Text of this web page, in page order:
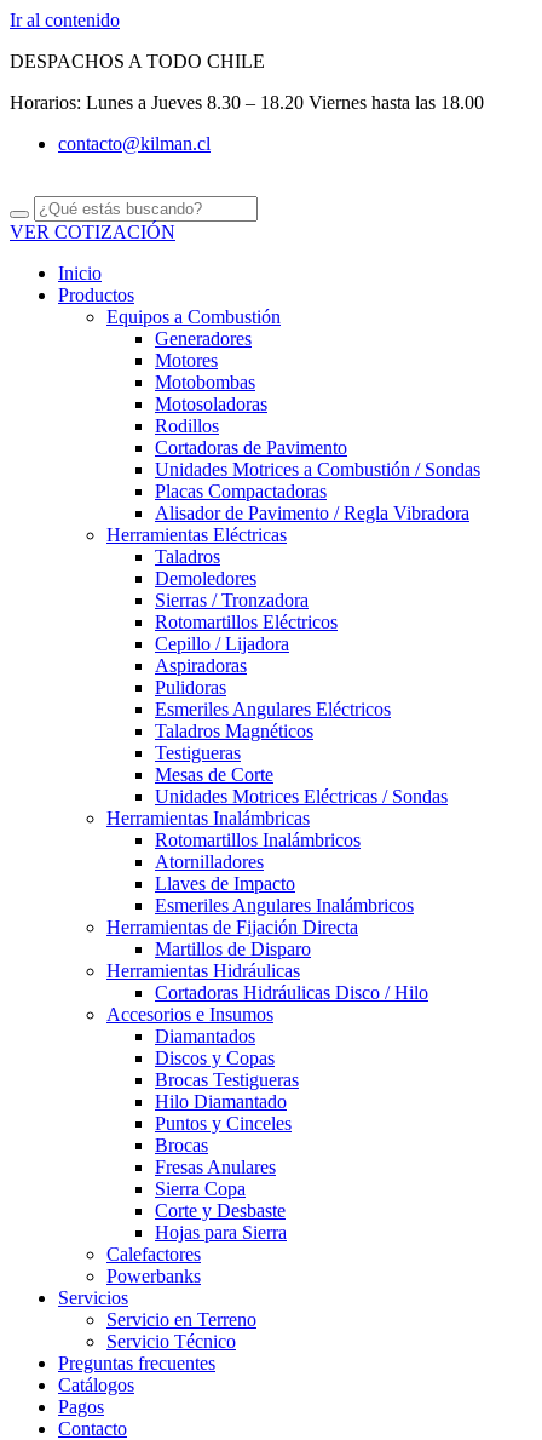
Ir al contenido
DESPACHOS A TODO CHILE
Horarios: Lunes a Jueves 8.30 – 18.20 Viernes hasta las 18.00
contacto@kilman.cl
VER COTIZACIÓN
Inicio
Productos
Equipos a Combustión
Generadores
Motores
Motobombas
Motosoladoras
Rodillos
Cortadoras de Pavimento
Unidades Motrices a Combustión / Sondas
Placas Compactadoras
Alisador de Pavimento / Regla Vibradora
Herramientas Eléctricas
Taladros
Demoledores
Sierras / Tronzadora
Rotomartillos Eléctricos
Cepillo / Lijadora
Aspiradoras
Pulidoras
Esmeriles Angulares Eléctricos
Taladros Magnéticos
Testigueras
Mesas de Corte
Unidades Motrices Eléctricas / Sondas
Herramientas Inalámbricas
Rotomartillos Inalámbricos
Atornilladores
Llaves de Impacto
Esmeriles Angulares Inalámbricos
Herramientas de Fijación Directa
Martillos de Disparo
Herramientas Hidráulicas
Cortadoras Hidráulicas Disco / Hilo
Accesorios e Insumos
Diamantados
Discos y Copas
Brocas Testigueras
Hilo Diamantado
Puntos y Cinceles
Brocas
Fresas Anulares
Sierra Copa
Corte y Desbaste
Hojas para Sierra
Calefactores
Powerbanks
Servicios
Servicio en Terreno
Servicio Técnico
Preguntas frecuentes
Catálogos
Pagos
Contacto